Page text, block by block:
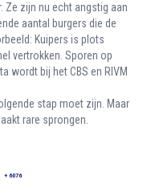
Ze zijn nu echt angstig aan
aantal burgers die de
Kuipers is plots
vertrokken. Sporen op
wordt bij het CBS en RIVM
stap moet zijn. Maar
rare sprongen.
+ 6076